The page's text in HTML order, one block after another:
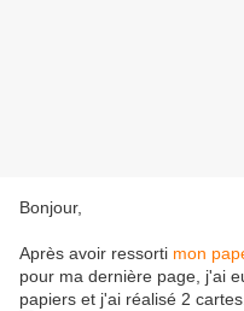
Bonjour,
Après avoir ressorti mon
pour ma dernière page, j'ai
papiers et j'ai réalisé 2 cartes.